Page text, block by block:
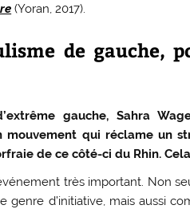
(Yoran, 2017).
de gauche,
gauche, Sahra
mouvement qui réclame un
de ce côté-ci du Rhin.
très important. Non
genre d’initiative, mais aussi